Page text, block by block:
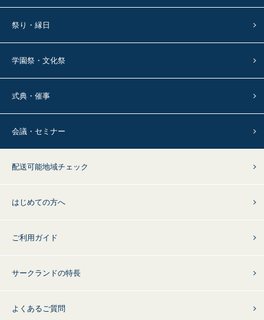
祭り・縁日
学園祭・文化祭
式典・催事
会議・セミナー
配送可能地域チェック
はじめての方へ
ご利用ガイド
サークランドの特長
よくあるご質問